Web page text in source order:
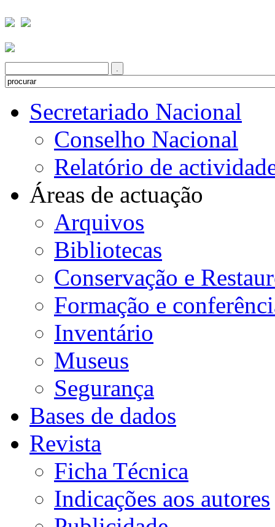
Secretariado Nacional
Conselho Nacional
Relatório de
Áreas de actuação
Arquivos
Bibliotecas
Conservação e
Formação e
Inventário
Museus
Segurança
Bases de dados
Revista
Ficha Técnica
Indicações aos autores